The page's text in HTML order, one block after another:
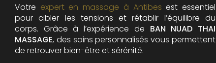
Votre expert en massage à Antibes est essentiel
pour cibler les tensions et rétablir l’équilibre du
corps. Grâce à l’expérience de BAN NUAD THAI
MASSAGE, des soins personnalisés vous permettent
de retrouver bien-être et sérénité.